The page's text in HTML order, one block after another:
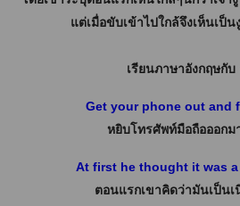
แต่เมื่อขับเข้าไปใกล้จึงเห็นเป็
เรียนภาษาอังกฤษกับ
Get your phone out and
หยิบโทรศัพท์มือถือออกม
At first he thought it was
ตอนแรกเขาคิดว่ามันเป็น